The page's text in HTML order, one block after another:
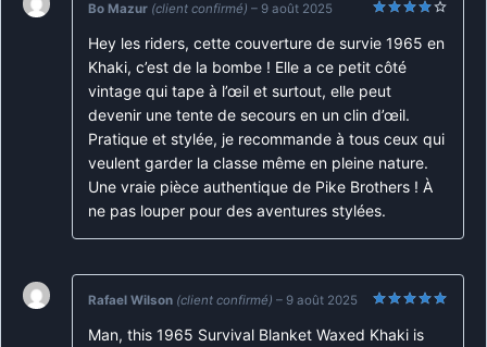
sur 5
Bo Mazur (client confirmé) – 9 août 2025
Hey les riders, cette couverture de survie 1965 en
Khaki, c’est de la bombe ! Elle a ce petit côté
vintage qui tape à l’œil et surtout, elle peut
devenir une tente de secours en un clin d’œil.
Pratique et stylée, je recommande à tous ceux qui
veulent garder la classe même en pleine nature.
Une vraie pièce authentique de Pike Brothers ! À
ne pas louper pour des aventures stylées.
5
Rafael Wilson (client confirmé) – 9 août 2025
Man, this 1965 Survival Blanket Waxed Khaki is